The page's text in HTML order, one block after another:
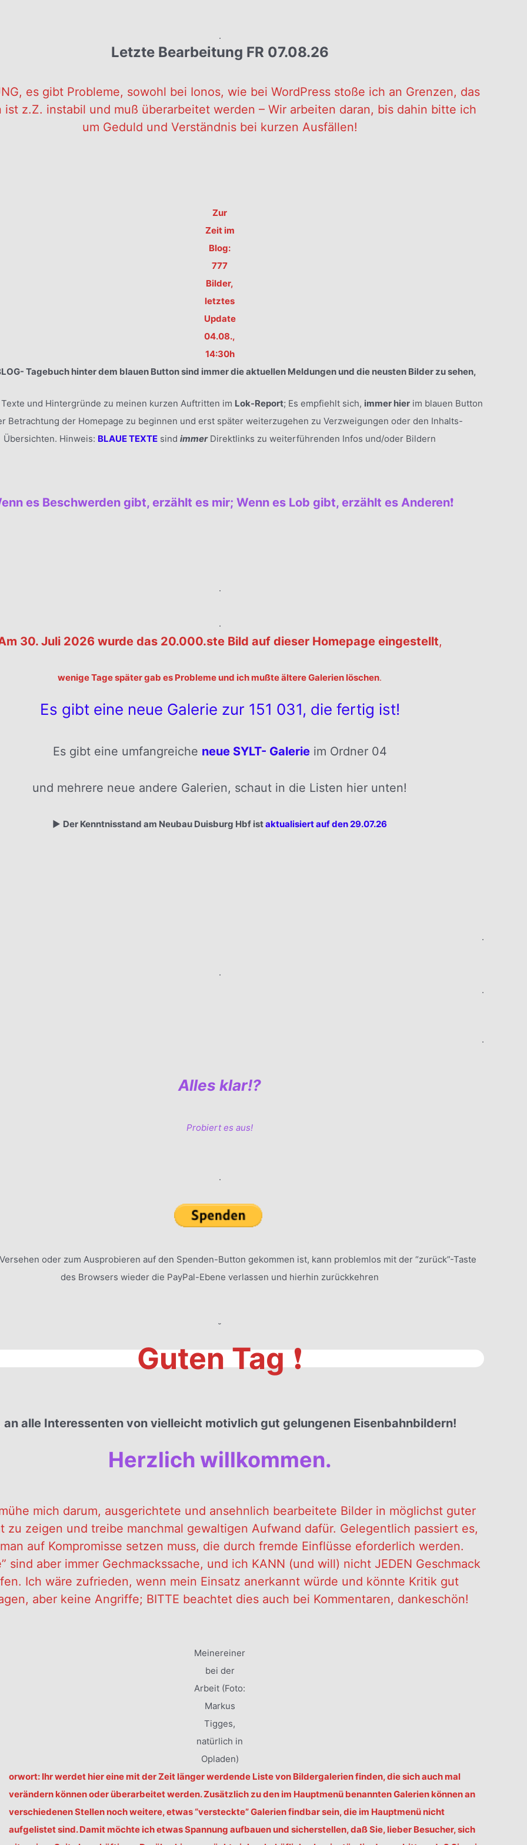
.
Letzte Bearbeitung FR 07.08.26
es gibt Probleme, sowohl bei Ionos, wie bei WordPress stoße ich an Grenzen, das
ist z.Z. instabil und muß überarbeitet werden – Wir arbeiten daran, bis dahin bitte ich
um Geduld und Verständnis bei kurzen Ausfällen!
Zur
Zeit im
Blog:
777
Bilder,
letztes
Update
04.08.,
14:30h
Tagebuch hinter dem blauen Button sind immer die aktuellen Meldungen und die neusten Bilder zu sehen,
und Hintergründe zu meinen kurzen Auftritten im Lok-Report; Es empfiehlt sich, immer hierim blauen Button
Betrachtung der Homepage zu beginnen und erst später weiterzugehen zu Verzweigungen oder den Inhalts-
Übersichten. Hinweis: BLAUE TEXTE sind immerDirektlinks zu weiterführenden Infos und/oder Bildern
es Beschwerden gibt, erzählt es mir; Wenn es Lob gibt, erzählt es Anderen❗️
.
.
30. Juli 2026 wurde das 20.000.ste Bild auf dieser Homepage eingestellt,
wenige Tage später gab es Probleme und ich mußte ältere Galerien löschen.
Es gibt eine neue Galerie zur 151 031, die fertig ist!
Es gibt eine umfangreiche neue SYLT- Galerieim Ordner 04
und mehrere neue andere Galerien, schaut in die Listen hier unten!
▶️ Der Kenntnisstand am Neubau Duisburg Hbf istaktualisiert auf den 29.07.26
.
.
.
.
Alles klar!?
Probiert es aus!
.
oder zum Ausprobieren auf den Spenden-Button gekommen ist, kann problemlos mit der “zurück”-Taste
des Browsers wieder die PayPal-Ebene verlassen und hierhin zurückkehren
˘
Guten Tag❗️
an alle Interessenten von vielleicht motivlich gut gelungenen Eisenbahnbildern!
Herzlich willkommen.
mich darum, ausgerichtete und ansehnlich bearbeitete Bilder in möglichst guter
zu zeigen und treibe manchmal gewaltigen Aufwand dafür. Gelegentlich passiert es,
auf Kompromisse setzen muss, die durch fremde Einflüsse eforderlich werden.
sind aber immer Gechmackssache, und ich KANN (und will) nicht JEDEN Geschmack
Ich wäre zufrieden, wenn mein Einsatz anerkannt würde und könnte Kritik gut
aber keine Angriffe; BITTE beachtet dies auch bei Kommentaren, dankeschön!
Meinereiner
bei der
Arbeit (Foto:
Markus
Tigges,
natürlich in
Opladen)
orwort: Ihr werdet hier eine mit der Zeit länger werdende Liste von Bildergalerien finden, die sich auch mal
verändern können oder überarbeitet werden. Zusätzlich zu den im Hauptmenü benannten Galerien können an
verschiedenen Stellen noch weitere, etwas “versteckte” Galerien findbar sein, die im Hauptmenü nicht
aufgelistet sind. Damit möchte ich etwas Spannung aufbauen und sicherstellen, daß Sie, lieber Besucher, sich